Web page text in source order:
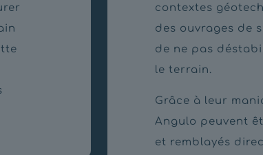
contextes
des ouvrages de
de ne pas
le terrain.
Grâce à leur
Angulo peuvent
et remblayés